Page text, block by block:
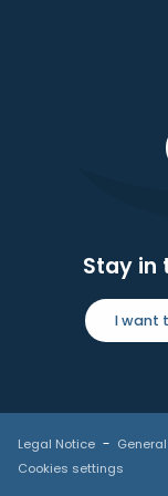
Stay in
I want
Legal Notice
Cookies settings